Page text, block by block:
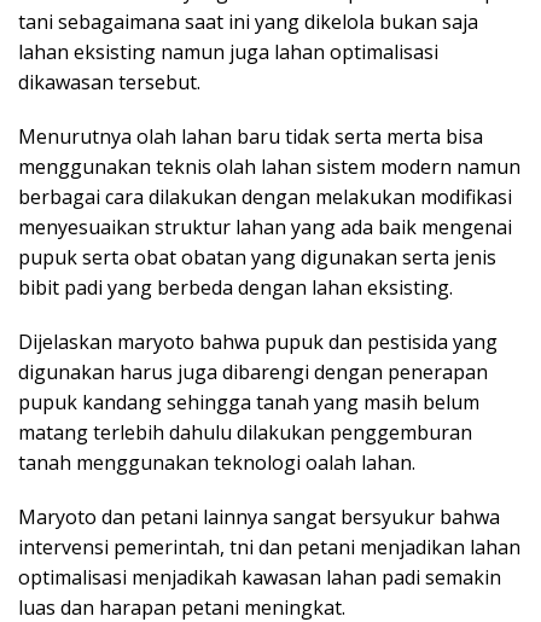
tani sebagaimana saat ini yang dikelola bukan saja
lahan eksisting namun juga lahan optimalisasi
dikawasan tersebut.
Menurutnya olah lahan baru tidak serta merta bisa
menggunakan teknis olah lahan sistem modern namun
berbagai cara dilakukan dengan melakukan modifikasi
menyesuaikan struktur lahan yang ada baik mengenai
pupuk serta obat obatan yang digunakan serta jenis
bibit padi yang berbeda dengan lahan eksisting.
Dijelaskan maryoto bahwa pupuk dan pestisida yang
digunakan harus juga dibarengi dengan penerapan
pupuk kandang sehingga tanah yang masih belum
matang terlebih dahulu dilakukan penggemburan
tanah menggunakan teknologi oalah lahan.
Maryoto dan petani lainnya sangat bersyukur bahwa
intervensi pemerintah, tni dan petani menjadikan lahan
optimalisasi menjadikah kawasan lahan padi semakin
luas dan harapan petani meningkat.